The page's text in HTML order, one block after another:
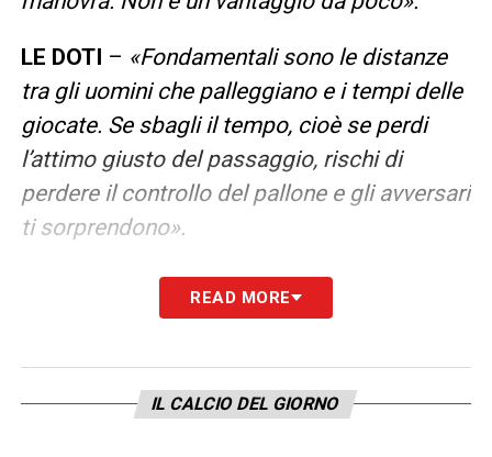
LE DOTI – «Fondamentali sono le distanze
tra gli uomini che palleggiano e i tempi delle
giocate. Se sbagli il tempo, cioè se perdi
l’attimo giusto del passaggio, rischi di
perdere il controllo del pallone e gli avversari
ti sorprendono».
LA PLAYLIST DELLE NOSTRE TOP NEWS
READ MORE
IL CALCIO DEL GIORNO